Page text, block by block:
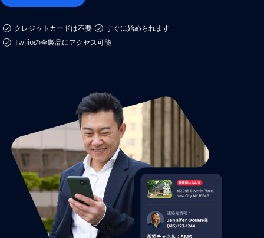
クレジットカードは不要
すぐに始められます
Twilioの全製品にアクセス可能